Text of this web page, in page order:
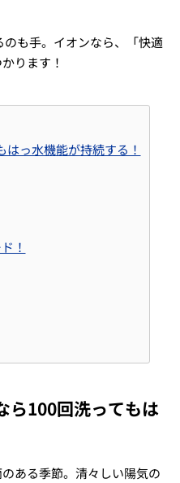
も手。イオンなら、「快適
ります！
っ水機能が持続する！
！
ら100回洗ってもは
ある季節。清々しい陽気の